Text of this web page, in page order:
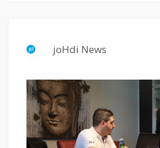
joHdi News